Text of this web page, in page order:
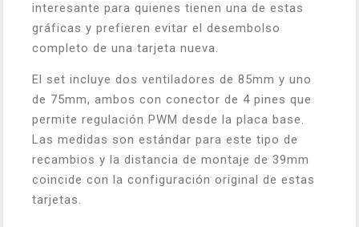
interesante para quienes tienen una de estas
gráficas y prefieren evitar el desembolso
completo de una tarjeta nueva.
El set incluye dos ventiladores de 85mm y uno
de 75mm, ambos con conector de 4 pines que
permite regulación PWM desde la placa base.
Las medidas son estándar para este tipo de
recambios y la distancia de montaje de 39mm
coincide con la configuración original de estas
tarjetas.